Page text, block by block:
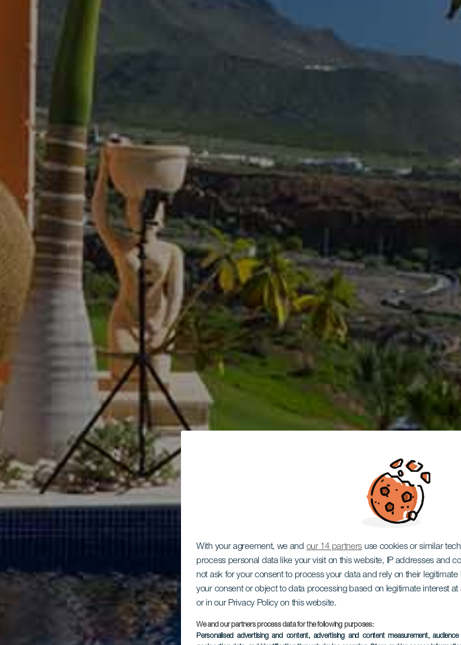
With your agreement, we and our 14 partners use cookies or similar
process personal data like your visit on this website, IP addresses and
not ask for your consent to process your data and rely on their
your consent or object to data processing based on legitimate interest
or in our Privacy Policy on this website.
We and our partners process data for the following purposes:
Personalised advertising and content, advertising and content measurement,